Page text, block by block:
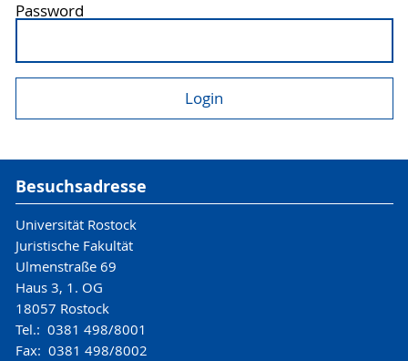
Password
Besuchsadresse
Universität Rostock
Juristische Fakultät
Ulmenstraße 69
Haus 3, 1. OG
18057 Rostock
Tel.: 0381 498/8001
Fax: 0381 498/8002